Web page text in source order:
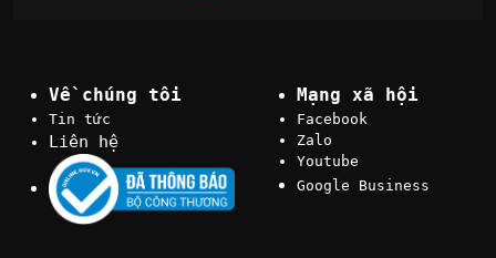
Về chúng tôi
Tin tức
Liên hệ
Mạng xã hội
Facebook
Zalo
Youtube
Google Business